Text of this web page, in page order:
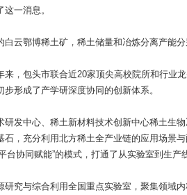
一消息。
云鄂博稀土矿，稀土储量和冶炼分离产能
来，包头市联合近20家顶尖高校院所和行业
形成了产学研深度协同的创新体系。
研发中心、稀土新材料技术创新中心稀土生
石，充分利用北方稀土全产业链的应用场景
台协同赋能”的模式，打通了从实验室到生产
研究与综合利用全国重点实验室，聚集领域